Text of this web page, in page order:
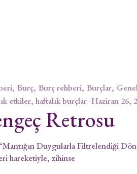
Burç Burç rehberi Burçlar
etkiler, haftalık burçlar Haziran 26,
Retrosu
Duygularla Filtrelendiği
hareketiyle, zihinse